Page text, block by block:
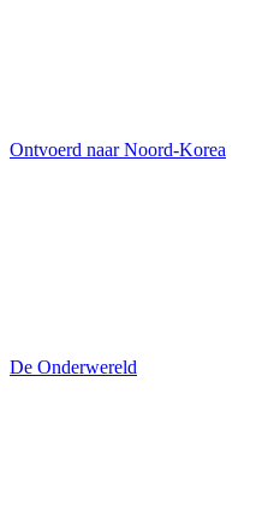
Ontvoerd naar Noord-Korea
De Onderwereld